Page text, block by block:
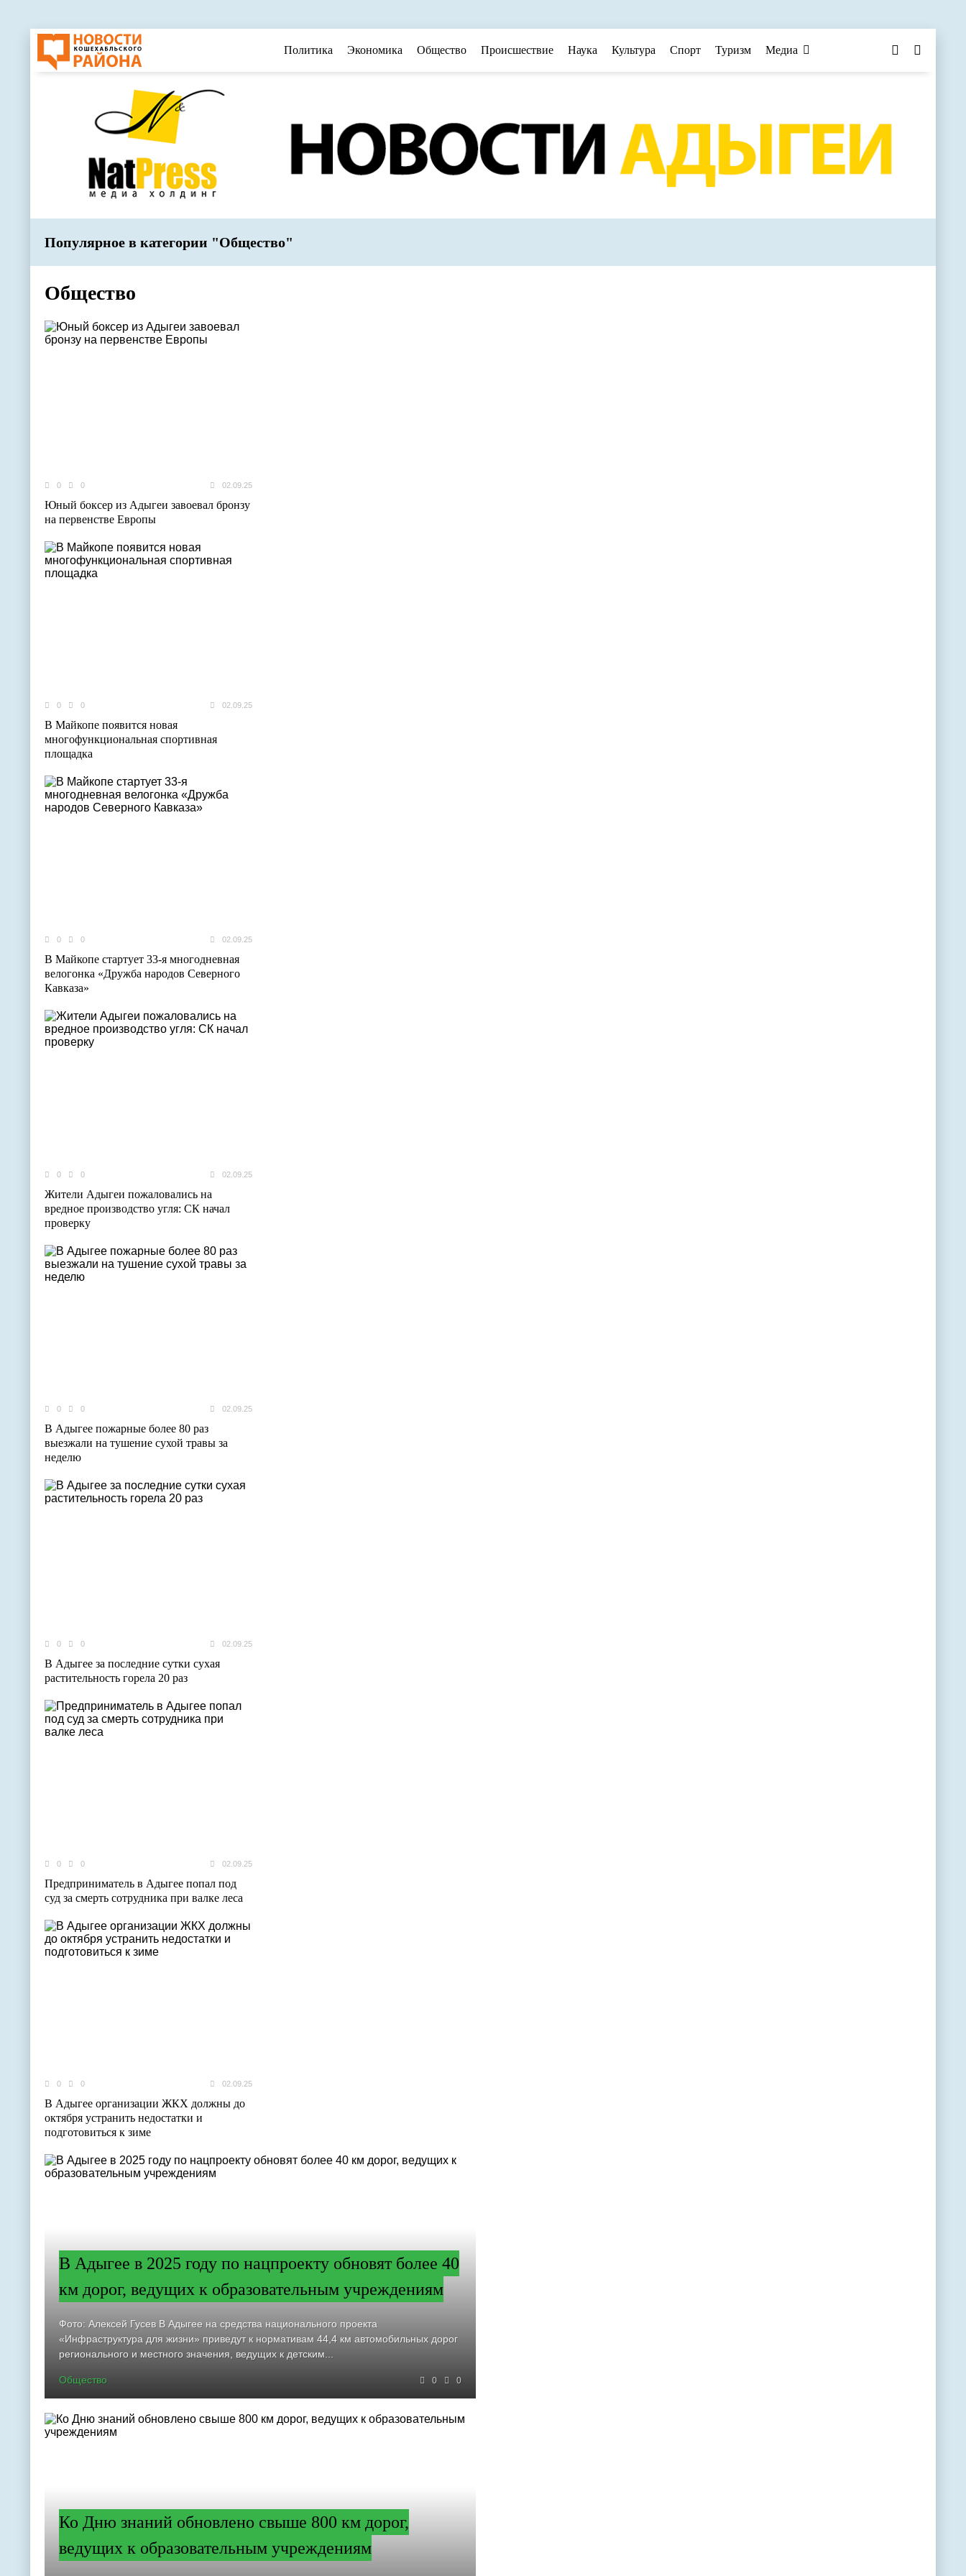
Политика Экономика Общество Происшествие Наука Культура Спорт Туризм Медиа
Популярное в категории "Общество"
Общество
0 0 02.09.25
Юный боксер из Адыгеи завоевал бронзу
на первенстве Европы
0 0 02.09.25
В Майкопе появится новая
многофункциональная спортивная
площадка
0 0 02.09.25
В Майкопе стартует 33-я многодневная
велогонка «Дружба народов Северного
Кавказа»
0 0 02.09.25
Жители Адыгеи пожаловались на
вредное производство угля: СК начал
проверку
0 0 02.09.25
В Адыгее пожарные более 80 раз
выезжали на тушение сухой травы за
неделю
0 0 02.09.25
В Адыгее за последние сутки сухая
растительность горела 20 раз
0 0 02.09.25
Предприниматель в Адыгее попал под
суд за смерть сотрудника при валке леса
0 0 02.09.25
В Адыгее организации ЖКХ должны до
октября устранить недостатки и
подготовиться к зиме
В Адыгее в 2025 году по нацпроекту обновят более 40
км дорог, ведущих к образовательным учреждениям
Фото: Алексей Гусев В Адыгее на средства национального проекта
«Инфраструктура для жизни» приведут к нормативам 44,4 км автомобильных дорог
регионального и местного значения, ведущих к детским...
Общество 0 0
Ко Дню знаний обновлено свыше 800 км дорог,
ведущих к образовательным учреждениям